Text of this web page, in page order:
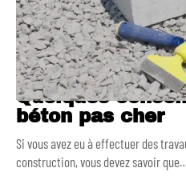
Quelques
béton pas cher
Si vous avez eu à effectuer des
construction, vous devez savoir que